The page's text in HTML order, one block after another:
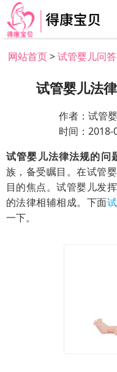
网站首页>试管婴儿问答
试管婴儿法
作者：试管
时间：2018-
试管婴儿法律法规的问
族，备受瞩目。在试管
目的焦点。试管婴儿发
的法律相辅相成。下面
一下。